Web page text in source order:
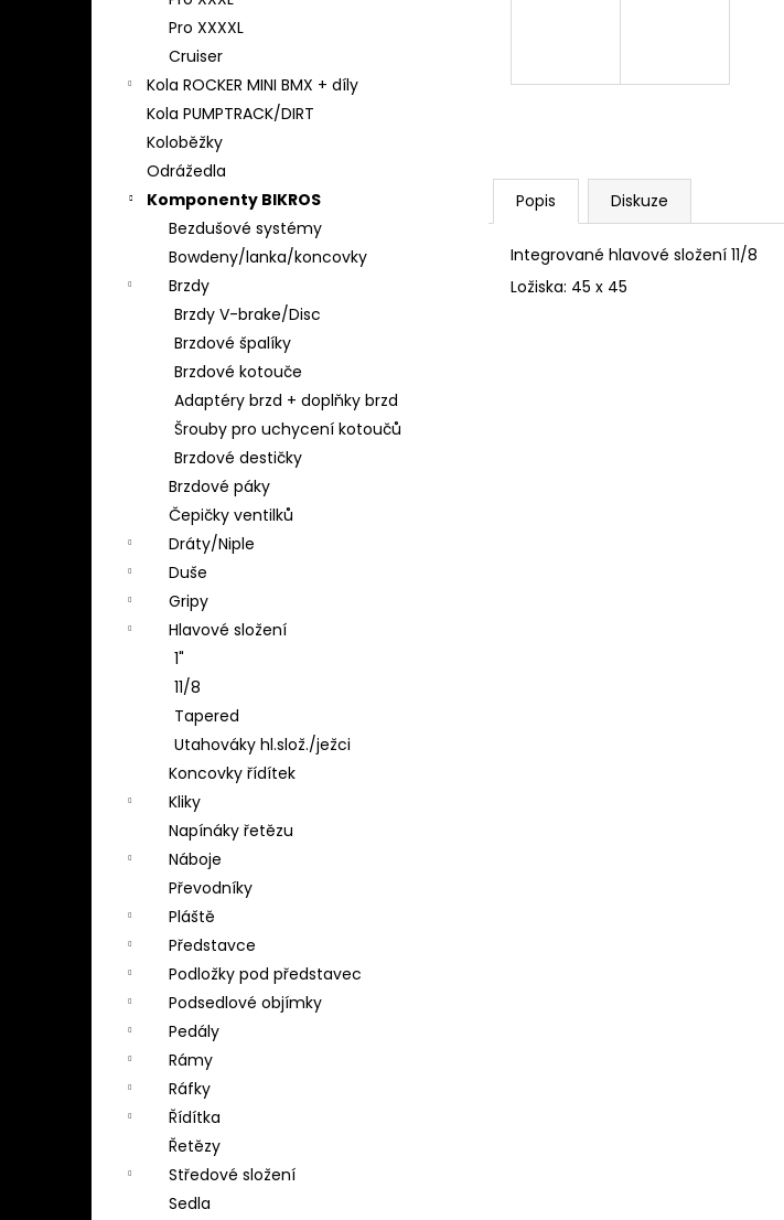
Pro XXXXL
Cruiser
Kola ROCKER MINI BMX + díly
Kola PUMPTRACK/DIRT
Koloběžky
Odrážedla
Komponenty BIKROS
Bezdušové systémy
Bowdeny/lanka/koncovky
Brzdy
Brzdy V-brake/Disc
Brzdové špalíky
Brzdové kotouče
Adaptéry brzd + doplňky brzd
Šrouby pro uchycení kotoučů
Brzdové destičky
Brzdové páky
Čepičky ventilků
Dráty/Niple
Duše
Gripy
Hlavové složení
1"
11/8
Tapered
Utahováky hl.slož./ježci
Koncovky řídítek
Kliky
Napínáky řetězu
Náboje
Převodníky
Pláště
Představce
Podložky pod představec
Podsedlové objímky
Pedály
Rámy
Ráfky
Řídítka
Řetězy
Středové složení
Sedla
Popis Diskuze
Integrované hlavové složení 11/8
Ložiska: 45 x 45